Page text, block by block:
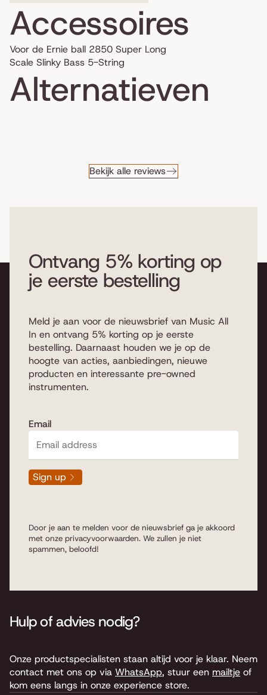
Accessoires
Voor de Ernie ball 2850 Super Long
Scale Slinky Bass 5-String
Alternatieven
Bekijk alle reviews
Ontvang 5% korting op
je eerste bestelling
Meld je aan voor de nieuwsbrief van Music All
In en ontvang 5% korting op je eerste
bestelling. Daarnaast houden we je op de
hoogte van acties, aanbiedingen, nieuwe
producten en interessante pre-owned
instrumenten.
Email
Sign up
Door je aan te melden voor de nieuwsbrief ga je akkoord
met onze privacyvoorwaarden. We zullen je niet
spammen, beloofd!
Hulp of advies nodig?
Onze productspecialisten staan altijd voor je klaar. Neem
contact met ons op via WhatsApp, stuur een mailtje of
kom eens langs in onze experience store.